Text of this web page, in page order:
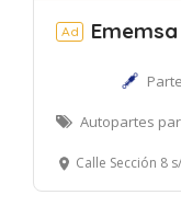
Ad Ememsa
Autopartes
Calle Sección 8 s/n Urb. Las